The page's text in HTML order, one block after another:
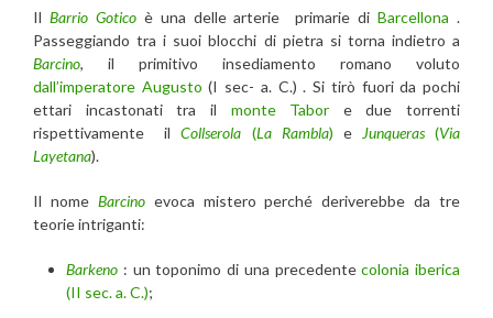
Il Barrio Goticoè una delle arterie primarie diBarcellona .
Passeggiando tra i suoi blocchi di pietra si torna indietro a
Barcino, il primitivo insediamento romano voluto
dall’imperatore Augusto (I sec- a. C.) . Si tirò fuori da pochi
ettari incastonati tra il monte Tabor e due torrenti
rispettivamente ilCollserola (La Rambla) e Junqueras(Via
Layetana).
Il nome Barcinoevoca mistero perché deriverebbe da tre
teorie intriganti:
Barkeno : un toponimo di una precedentecolonia iberica
(II sec. a. C.);